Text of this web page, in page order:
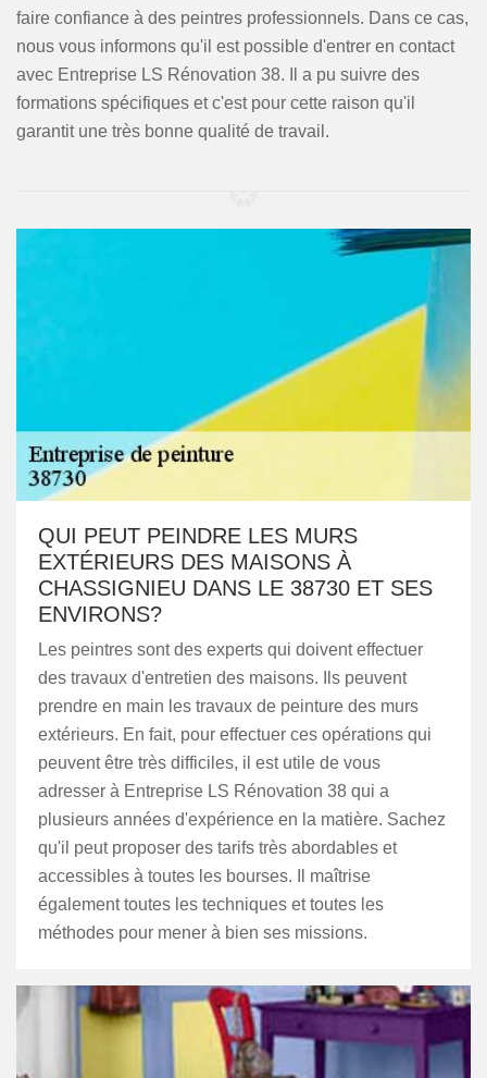
faire confiance à des peintres professionnels. Dans ce cas,
nous vous informons qu'il est possible d'entrer en contact
avec Entreprise LS Rénovation 38. Il a pu suivre des
formations spécifiques et c'est pour cette raison qu'il
garantit une très bonne qualité de travail.
QUI PEUT PEINDRE LES MURS
EXTÉRIEURS DES MAISONS À
CHASSIGNIEU DANS LE 38730 ET SES
ENVIRONS?
Les peintres sont des experts qui doivent effectuer
des travaux d'entretien des maisons. Ils peuvent
prendre en main les travaux de peinture des murs
extérieurs. En fait, pour effectuer ces opérations qui
peuvent être très difficiles, il est utile de vous
adresser à Entreprise LS Rénovation 38 qui a
plusieurs années d'expérience en la matière. Sachez
qu'il peut proposer des tarifs très abordables et
accessibles à toutes les bourses. Il maîtrise
également toutes les techniques et toutes les
méthodes pour mener à bien ses missions.